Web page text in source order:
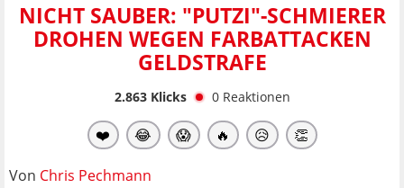
NICHT SAUBER: "PUTZI"-SCHMIERER
DROHEN WEGEN FARBATTACKEN
GELDSTRAFE
2.863Klicks 0 Reaktionen
❤️ 😂 😱 🔥 😥 👏
Von Chris Pechmann